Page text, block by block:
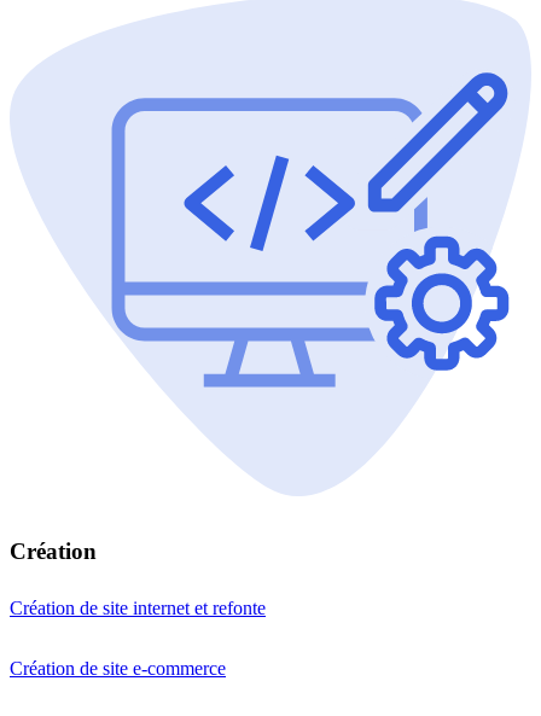
Création
Création de site internet et refonte
Création de site e-commerce